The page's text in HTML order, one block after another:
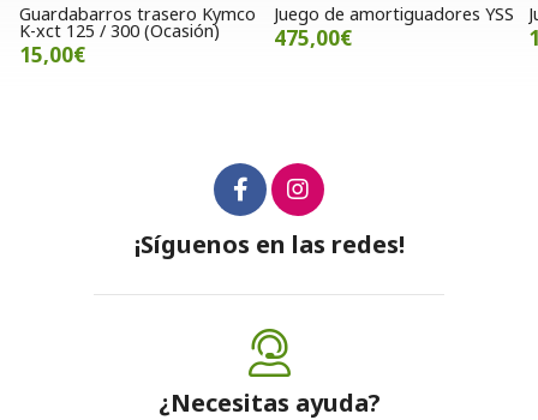
Juego de amortiguadores YSS
475,00€
Junta de alternador SWM 440
18,00€
¡Síguenos en las redes!
¿Necesitas ayuda?